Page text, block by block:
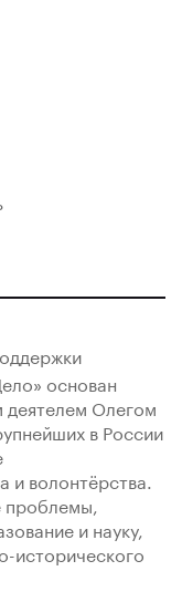
основан
Олегом
в России
и волонтёрства.
проблемы,
и науку,
исторического